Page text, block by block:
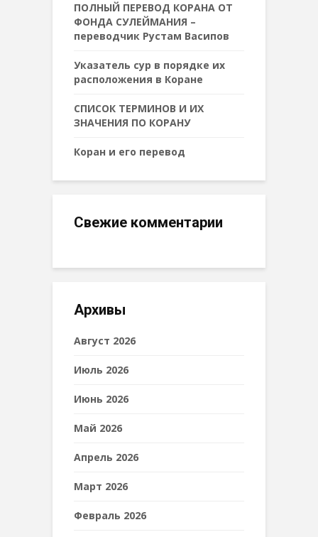
ПОЛНЫЙ ПЕРЕВОД КОРАНА ОТ
ФОНДА СУЛЕЙМАНИЯ –
переводчик Рустам Васипов
Указатель сур в порядке их
расположения в Коране
СПИСОК ТЕРМИНОВ И ИХ
ЗНАЧЕНИЯ ПО КОРАНУ
Коран и его перевод
Свежие комментарии
Архивы
Август 2026
Июль 2026
Июнь 2026
Май 2026
Апрель 2026
Март 2026
Февраль 2026